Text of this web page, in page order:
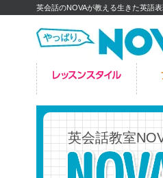
英会話のNOVAが教える生きた英語表
英会話教室